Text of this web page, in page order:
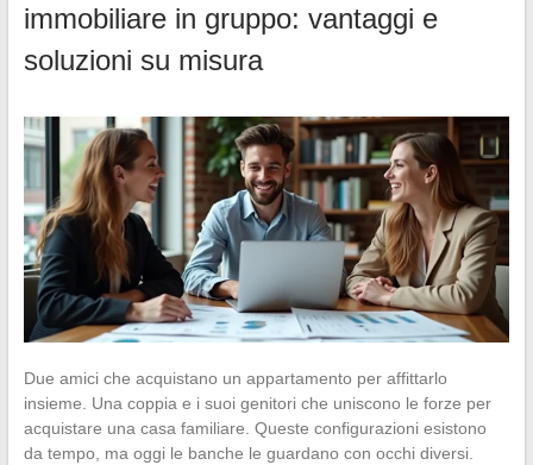
immobiliare in gruppo: vantaggi e
soluzioni su misura
Due amici che acquistano un appartamento per affittarlo
insieme. Una coppia e i suoi genitori che uniscono le forze per
acquistare una casa familiare. Queste configurazioni esistono
da tempo, ma oggi le banche le guardano con occhi diversi.